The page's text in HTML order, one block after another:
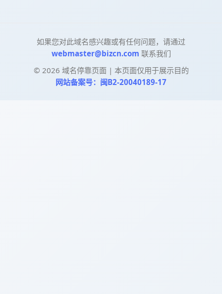
如果您对此域名感兴趣或有任何问题，请通过
webmaster@bizcn.com 联系我们
© 2026 域名停靠页面 | 本页面仅用于展示目的
网站备案号：闽B2-20040189-17